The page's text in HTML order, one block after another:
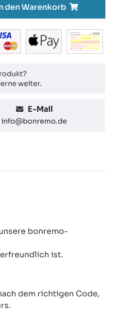
den Warenkorb
weiter.
E-Mail
info@bonremo.de
bonremo-
ist.
dem richtigen Code,